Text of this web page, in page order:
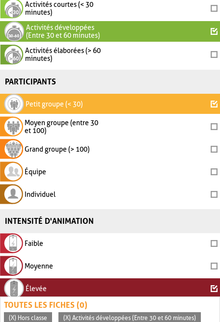
Activités courtes (< 30
minutes)
Activités développées
(Entre 30 et 60 minutes)
Activités élaborées (> 60
minutes)
PARTICIPANTS
Petit groupe (< 30)
Moyen groupe (entre 30
et 100)
Grand groupe (> 100)
Équipe
Individuel
INTENSITÉ D'ANIMATION
Faible
Moyenne
Élevée
TOUTES LES FICHES (0)
(X) Hors classe (X) Activités développées (Entre 30 et 60 minutes)